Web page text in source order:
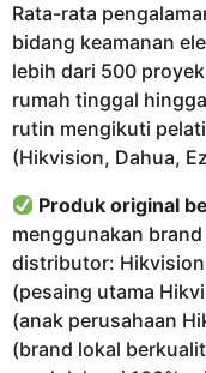
Rata-rata
bidang keamanan
lebih dari 500
rumah tinggal
rutin mengikuti
(Hikvision, Dahua,
Produk original
menggunakan
distributor:
(pesaing utama
(anak perusahaan
(brand lokal